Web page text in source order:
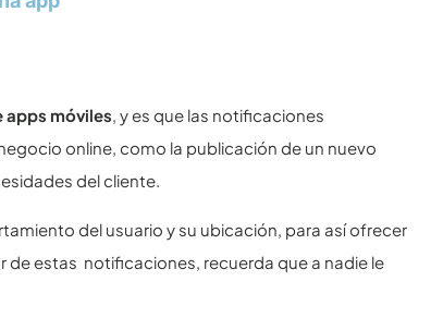
apps móviles, y es que las notificaciones
online, como la publicación de un nuevo
del cliente.
del usuario y su ubicación, para así ofrecer
de estas notificaciones, recuerda que a nadie le